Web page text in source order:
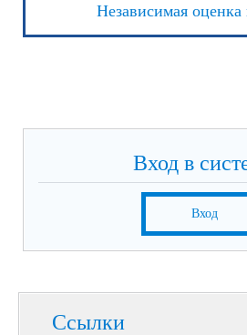
Независимая оценка
Вход в
Вход
Ссылки